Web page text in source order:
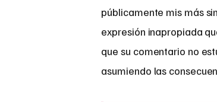
públicamente mis más
expresión inapropiada
que su comentario no
asumiendo las